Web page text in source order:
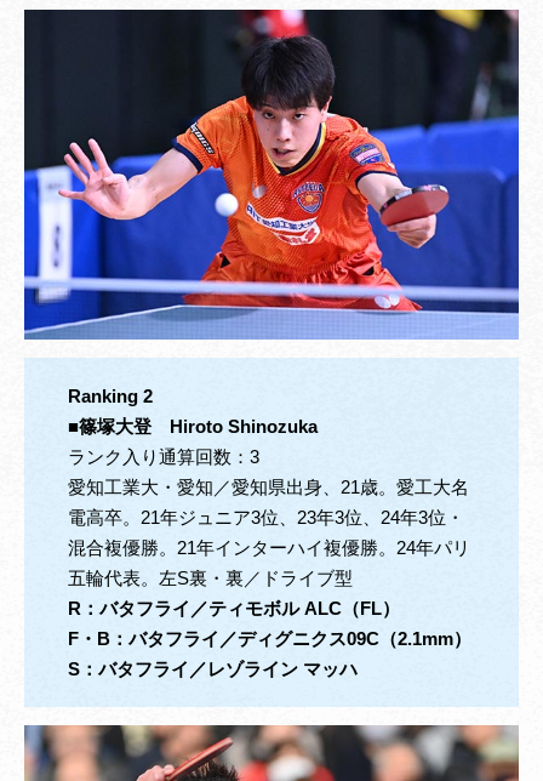
Ranking 2
■篠塚大登Hiroto Shinozuka
ランク入り通算回数：3
愛知工業大・愛知／愛知県出身、21歳。愛工大名
電高卒。21年ジュニア3位、23年3位、24年3位・
混合複優勝。21年インターハイ複優勝。24年パリ
五輪代表。左S裏・裏／ドライブ型
R ：バタフライ／ティモボル ALC（FL）
F・B：バタフライ／ディグニクス09C（2.1mm）
S：バタフライ／レゾライン マッハ